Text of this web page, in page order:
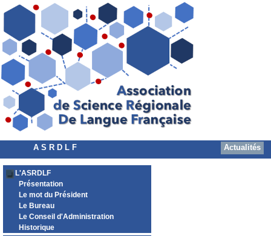
A S R D L F Actualités
L'ASRDLF
Présentation
Le mot du Président
Le Bureau
Le Conseil d'Administration
Historique